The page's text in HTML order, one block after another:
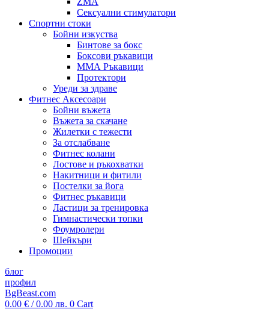
Сексуални стимулатори
Спортни стоки
Бойни изкуства
Бинтове за бокс
Боксови ръкавици
ММА Ръкавици
Протектори
Уреди за здраве
Фитнес Аксесоари
Бойни въжета
Въжета за скачане
Жилетки с тежести
За отслабване
Фитнес колани
Лостове и ръкохватки
Накитници и фитили
Постелки за йога
Фитнес ръкавици
Ластици за тренировка
Гимнастически топки
Фоумролери
Шейкъри
Промоции
блог
профил
BgBeast.com
0.00 € / 0.00 лв. 0 Cart